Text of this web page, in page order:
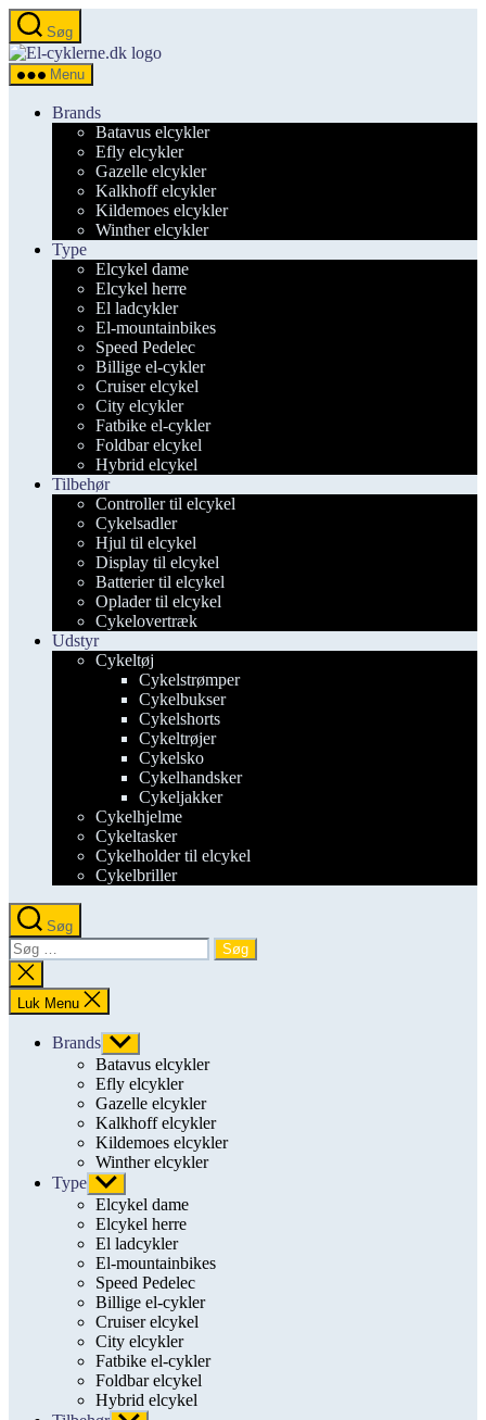
Spring
til
indholdet
Søg
el-
Menu
Brands
Batavus elcykler
Efly elcykler
Gazelle elcykler
Kalkhoff elcykler
Kildemoes elcykler
Winther elcykler
Type
Elcykel dame
Elcykel herre
El ladcykler
El-mountainbikes
Speed Pedelec
Billige el-cykler
Cruiser elcykel
City elcykler
Fatbike el-cykler
Foldbar elcykel
Hybrid elcykel
Tilbehør
Controller til elcykel
Cykelsadler
Hjul til elcykel
Display til elcykel
Batterier til elcykel
Oplader til elcykel
Cykelovertræk
Udstyr
Cykeltøj
Cykelstrømper
Cykelbukser
Cykelshorts
Cykeltrøjer
Cykelsko
Cykelhandsker
Cykeljakker
Cykelhjelme
Cykeltasker
Cykelholder til elcykel
Cykelbriller
Søg
Søg
efter:
Luk
søgning
Luk Menu
Brands Vis
undermenu
Batavus elcykler
Efly elcykler
Gazelle elcykler
Kalkhoff elcykler
Kildemoes elcykler
Winther elcykler
Type Vis
undermenu
Elcykel dame
Elcykel herre
El ladcykler
El-mountainbikes
Speed Pedelec
Billige el-cykler
Cruiser elcykel
City elcykler
Fatbike el-cykler
Foldbar elcykel
Hybrid elcykel